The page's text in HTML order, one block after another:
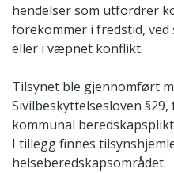
hendelser som utfordrer
forekommer i fredstid,
eller i væpnet konflikt.
Tilsynet ble gjennomført
Sivilbeskyttelsesloven
kommunal
I tillegg finnes
helseberedskapsområdet.